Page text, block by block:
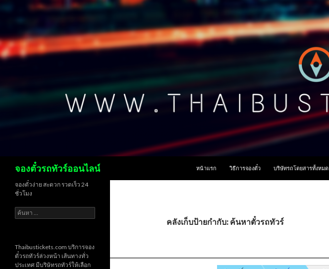
จองตั๋วรถทัวร์ออนไลน์
หน้าแรก
วิธีการจองตั๋ว บริษัทรถโดยสารทั้งหมด
คลังเก็บป้ายกำกับ: ค้นหาตั๋วรถทัวร์
จองตั๋วง่าย สะดวก รวดเร็ว 24
ชั่วโมง
ค้นหา
สำหรับ:
Thaibustickets.com บริการจอง
ตั๋วรถทัวร์ล่วงหน้า เส้นทางทั่ว
ประเทศ มีบริษัทรถทัวร์ให้เลือก